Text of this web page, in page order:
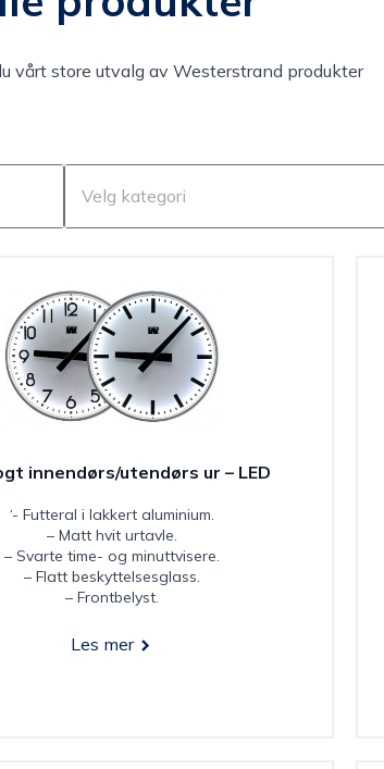
vårt store utvalg av Westerstrand produkter
innendørs/utendørs ur – LED
‘- Futteral i lakkert aluminium.
– Matt hvit urtavle.
– Svarte time- og minuttvisere.
– Flatt beskyttelsesglass.
– Frontbelyst.
Les mer